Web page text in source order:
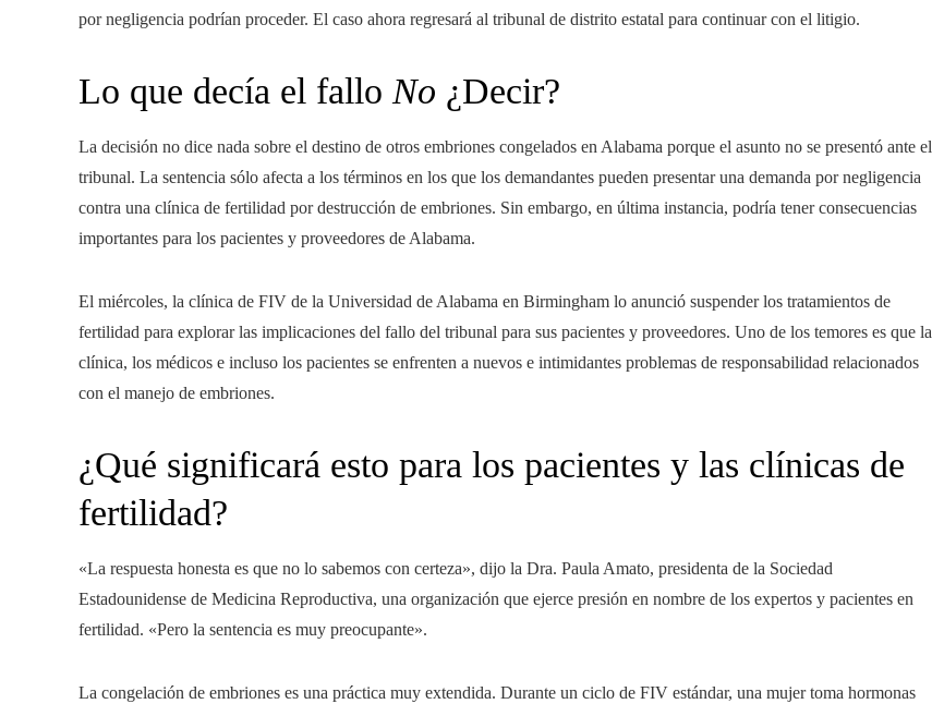
por negligencia podrían proceder. El caso ahora regresará al tribunal de distrito estatal para continuar con el litigio.
Lo que decía el fallo No ¿Decir?
La decisión no dice nada sobre el destino de otros embriones congelados en Alabama porque el asunto no se presentó ante el
tribunal. La sentencia sólo afecta a los términos en los que los demandantes pueden presentar una demanda por negligencia
contra una clínica de fertilidad por destrucción de embriones. Sin embargo, en última instancia, podría tener consecuencias
importantes para los pacientes y proveedores de Alabama.
El miércoles, la clínica de FIV de la Universidad de Alabama en Birmingham lo anunció suspender los tratamientos de
fertilidad para explorar las implicaciones del fallo del tribunal para sus pacientes y proveedores. Uno de los temores es que la
clínica, los médicos e incluso los pacientes se enfrenten a nuevos e intimidantes problemas de responsabilidad relacionados
con el manejo de embriones.
¿Qué significará esto para los pacientes y las clínicas de
fertilidad?
«La respuesta honesta es que no lo sabemos con certeza», dijo la Dra. Paula Amato, presidenta de la Sociedad
Estadounidense de Medicina Reproductiva, una organización que ejerce presión en nombre de los expertos y pacientes en
fertilidad. «Pero la sentencia es muy preocupante».
La congelación de embriones es una práctica muy extendida. Durante un ciclo de FIV estándar, una mujer toma hormonas